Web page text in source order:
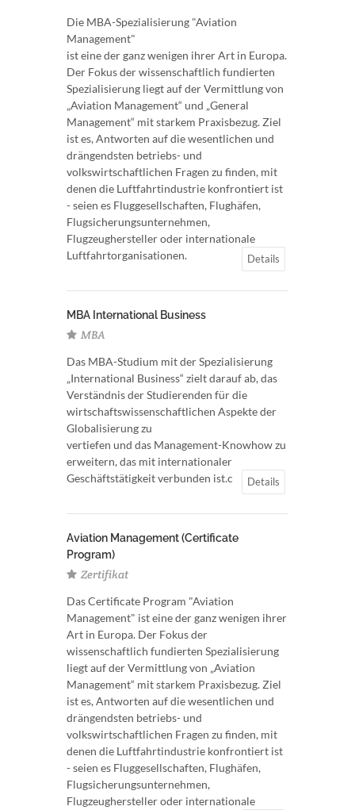
Die MBA-Spezialisierung "Aviation
Management"
ist eine der ganz wenigen ihrer Art in Europa.
Der Fokus der wissenschaftlich fundierten
Spezialisierung liegt auf der Vermittlung von
„Aviation Management“ und „General
Management“ mit starkem Praxisbezug. Ziel
ist es, Antworten auf die wesentlichen und
drängendsten betriebs- und
volkswirtschaftlichen Fragen zu finden, mit
denen die Luftfahrtindustrie konfrontiert ist
- seien es Fluggesellschaften, Flughäfen,
Flugsicherungsunternehmen,
Flugzeughersteller oder internationale
Luftfahrtorganisationen.
Details
MBA International Business
MBA
Das MBA-Studium mit der Spezialisierung
„International Business“ zielt darauf ab, das
Verständnis der Studierenden für die
wirtschaftswissenschaftlichen Aspekte der
Globalisierung zu
vertiefen und das Management-Knowhow zu
erweitern, das mit internationaler
Geschäftstätigkeit verbunden ist.c
Details
Aviation Management (Certificate
Program)
Zertifikat
Das Certificate Program "Aviation
Management" ist eine der ganz wenigen ihrer
Art in Europa. Der Fokus der
wissenschaftlich fundierten Spezialisierung
liegt auf der Vermittlung von „Aviation
Management“ mit starkem Praxisbezug. Ziel
ist es, Antworten auf die wesentlichen und
drängendsten betriebs- und
volkswirtschaftlichen Fragen zu finden, mit
denen die Luftfahrtindustrie konfrontiert ist
- seien es Fluggesellschaften, Flughäfen,
Flugsicherungsunternehmen,
Flugzeughersteller oder internationale